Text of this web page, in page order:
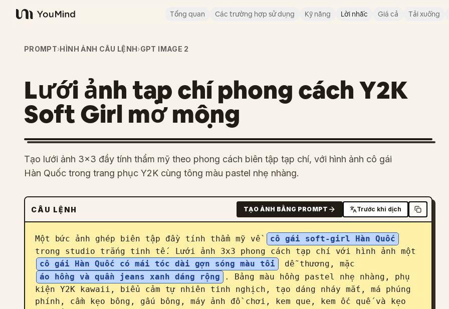
YouMind
Tổng quan Các trường hợp sử dụng Kỹ năng Lời nhắc Giá cả Tải xuống
PROMPT›HÌNH ẢNH CÂU LỆNH›GPT IMAGE 2
Lưới ảnh tạp chí phong cách Y2K
Soft Girl mơ mộng
Tạo lưới ảnh 3x3 đầy tính thẩm mỹ theo phong cách biên tập tạp chí, với hình ảnh cô gái
Hàn Quốc trong trang phục Y2K cùng tông màu pastel nhẹ nhàng.
CÂU LỆNH TẠO ẢNH BẰNG PROMPT Trước khi dịch
Một bức ảnh ghép biên tập đầy tính thẩm mỹ về
cô gái soft-girl Hàn Quốc
trong studio trắng tinh tế. Lưới ảnh 3x3 phong cách tạp chí với hình ảnh một
cô gái Hàn Quốc có mái tóc dài gợn sóng màu tối
dễ thương, mặc
áo hồng và quần jeans xanh dáng rộng
. Bảng màu hồng pastel nhẹ nhàng, phụ
kiện Y2K kawaii, biểu cảm tự nhiên tinh nghịch, tạo dáng nháy mắt, má phúng
phính, cầm kẹo bông, gấu bông, máy ảnh đồ chơi, kem que, kem ốc quế và kẹo